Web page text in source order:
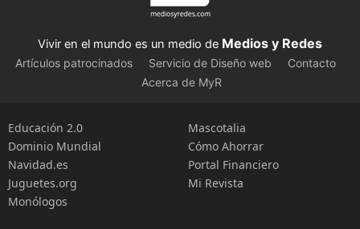
Vivir en el mundo es un medio de Medios y Redes
Artículos patrocinados Servicio de Diseño web
Contacto
Acerca de MyR
Educación 2.0
Dominio Mundial
Navidad.es
Juguetes.org
Monólogos
Mascotalia
Cómo Ahorrar
Portal Financiero
Mi Revista